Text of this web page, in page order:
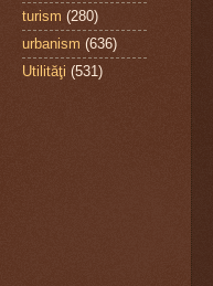
turism (280)
urbanism (636)
Utilităţi (531)